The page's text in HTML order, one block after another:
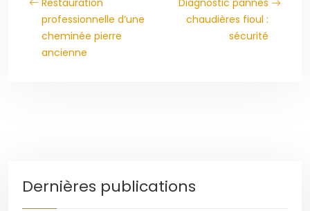
Restauration
professionnelle d’une
cheminée pierre
ancienne
Diagnostic pannes
chaudières fioul :
sécurité
Dernières publications